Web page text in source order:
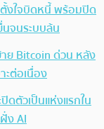
งใจบิดหนี้ พร้อมปิด
จนระบบล้น
ย Bitcoin ด่วน หลัง
ะต่อเนื่อง
ดตัวเป็นแห่งแรกใน
ง AI